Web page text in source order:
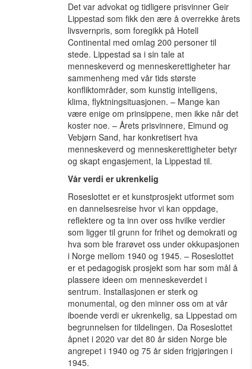
Det var advokat og tidligere prisvinner Geir
Lippestad som fikk den ære å overrekke årets
livsvernpris, som foregikk på Hotell
Continental med omlag 200 personer til
stede. Lippestad sa i sin tale at
menneskeverd og menneskerettigheter har
sammenheng med vår tids største
konfliktområder, som kunstig intelligens,
klima, flyktningsituasjonen. – Mange kan
være enige om prinsippene, men ikke når det
koster noe. – Årets prisvinnere, Eimund og
Vebjørn Sand, har konkretisert hva
menneskeverd og menneskerettigheter betyr
og skapt engasjement, la Lippestad til.
Vår verdi er ukrenkelig
Roseslottet er et kunstprosjekt utformet som
en dannelsesreise hvor vi kan oppdage,
reflektere og ta inn over oss hvilke verdier
som ligger til grunn for frihet og demokrati og
hva som ble frarøvet oss under okkupasjonen
i Norge mellom 1940 og 1945. – Roseslottet
er et pedagogisk prosjekt som har som mål å
plassere ideen om menneskeverdet i
sentrum. Installasjonen er sterk og
monumental, og den minner oss om at vår
iboende verdi er ukrenkelig, sa Lippestad om
begrunnelsen for tildelingen. Da Roseslottet
åpnet i 2020 var det 80 år siden Norge ble
angrepet i 1940 og 75 år siden frigjøringen i
1945.